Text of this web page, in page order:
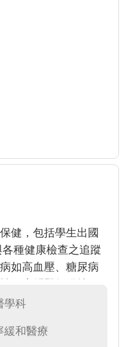
健，包括學生出國
種健康檢查之追蹤
如高血壓、糖尿病
負責勞動部職安署
學科
緩和醫療